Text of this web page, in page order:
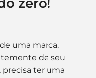
zero!
uma marca.
de seu
precisa ter uma